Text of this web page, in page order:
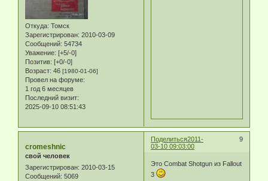
Откуда: Томск
Зарегистрирован: 2010-03-09
Сообщений: 54734
Уважение: [+5/-0]
Позитив: [+0/-0]
Возраст: 46 [1980-01-06]
Провел на форуме:
1 год 6 месяцев
Последний визит:
2025-09-10 08:51:43
Поделиться 9
2011-
03-10 09:03:00
cromeshnic
свой человек
Зарегистрирован: 2010-03-15
Сообщений: 5069
Это Combat Shotgun из Fallout
3